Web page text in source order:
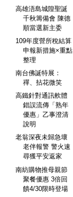
高雄浯島城隍聖誕
千秋籌備會 陳德
順當選新主委
109年度營所稅結算
申報新措施×重點
整理
南台佛誕特展：
禪、拈花微笑
高鐵針對通訊軟體
錯誤流傳「熟年
優惠」乙事澄清
說明
老翁深夜未歸急壞
老伴報警 警火速
尋獲平安返家
南紡購物推母親節
聚餐優惠 3倍回
饋4/30限時登場